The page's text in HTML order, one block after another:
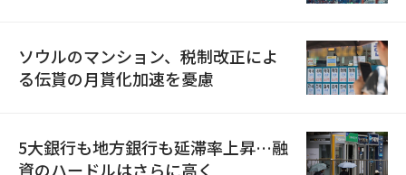
ソウルのマンション、税制改正によ
る伝貰の月貰化加速を憂慮
5大銀行も地方銀行も延滞率上昇…融
資のハードルはさらに高く